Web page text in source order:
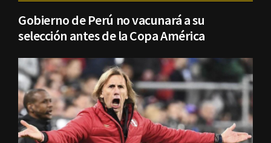
Gobierno de Perú no vacunará a su
selección antes de la Copa América